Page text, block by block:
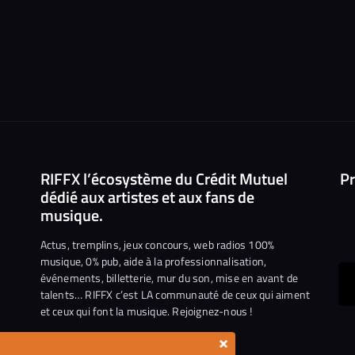
RIFFX l’écosystème du Crédit Mutuel
dédié aux artistes et aux fans de
musique.
Actus, tremplins, jeux concours, web radios 100%
musique, 0% pub, aide à la professionnalisation,
événements, billetterie, mur du son, mise en avant de
talents… RIFFX c’est LA communauté de ceux qui aiment
et ceux qui font la musique. Rejoignez-nous !
×